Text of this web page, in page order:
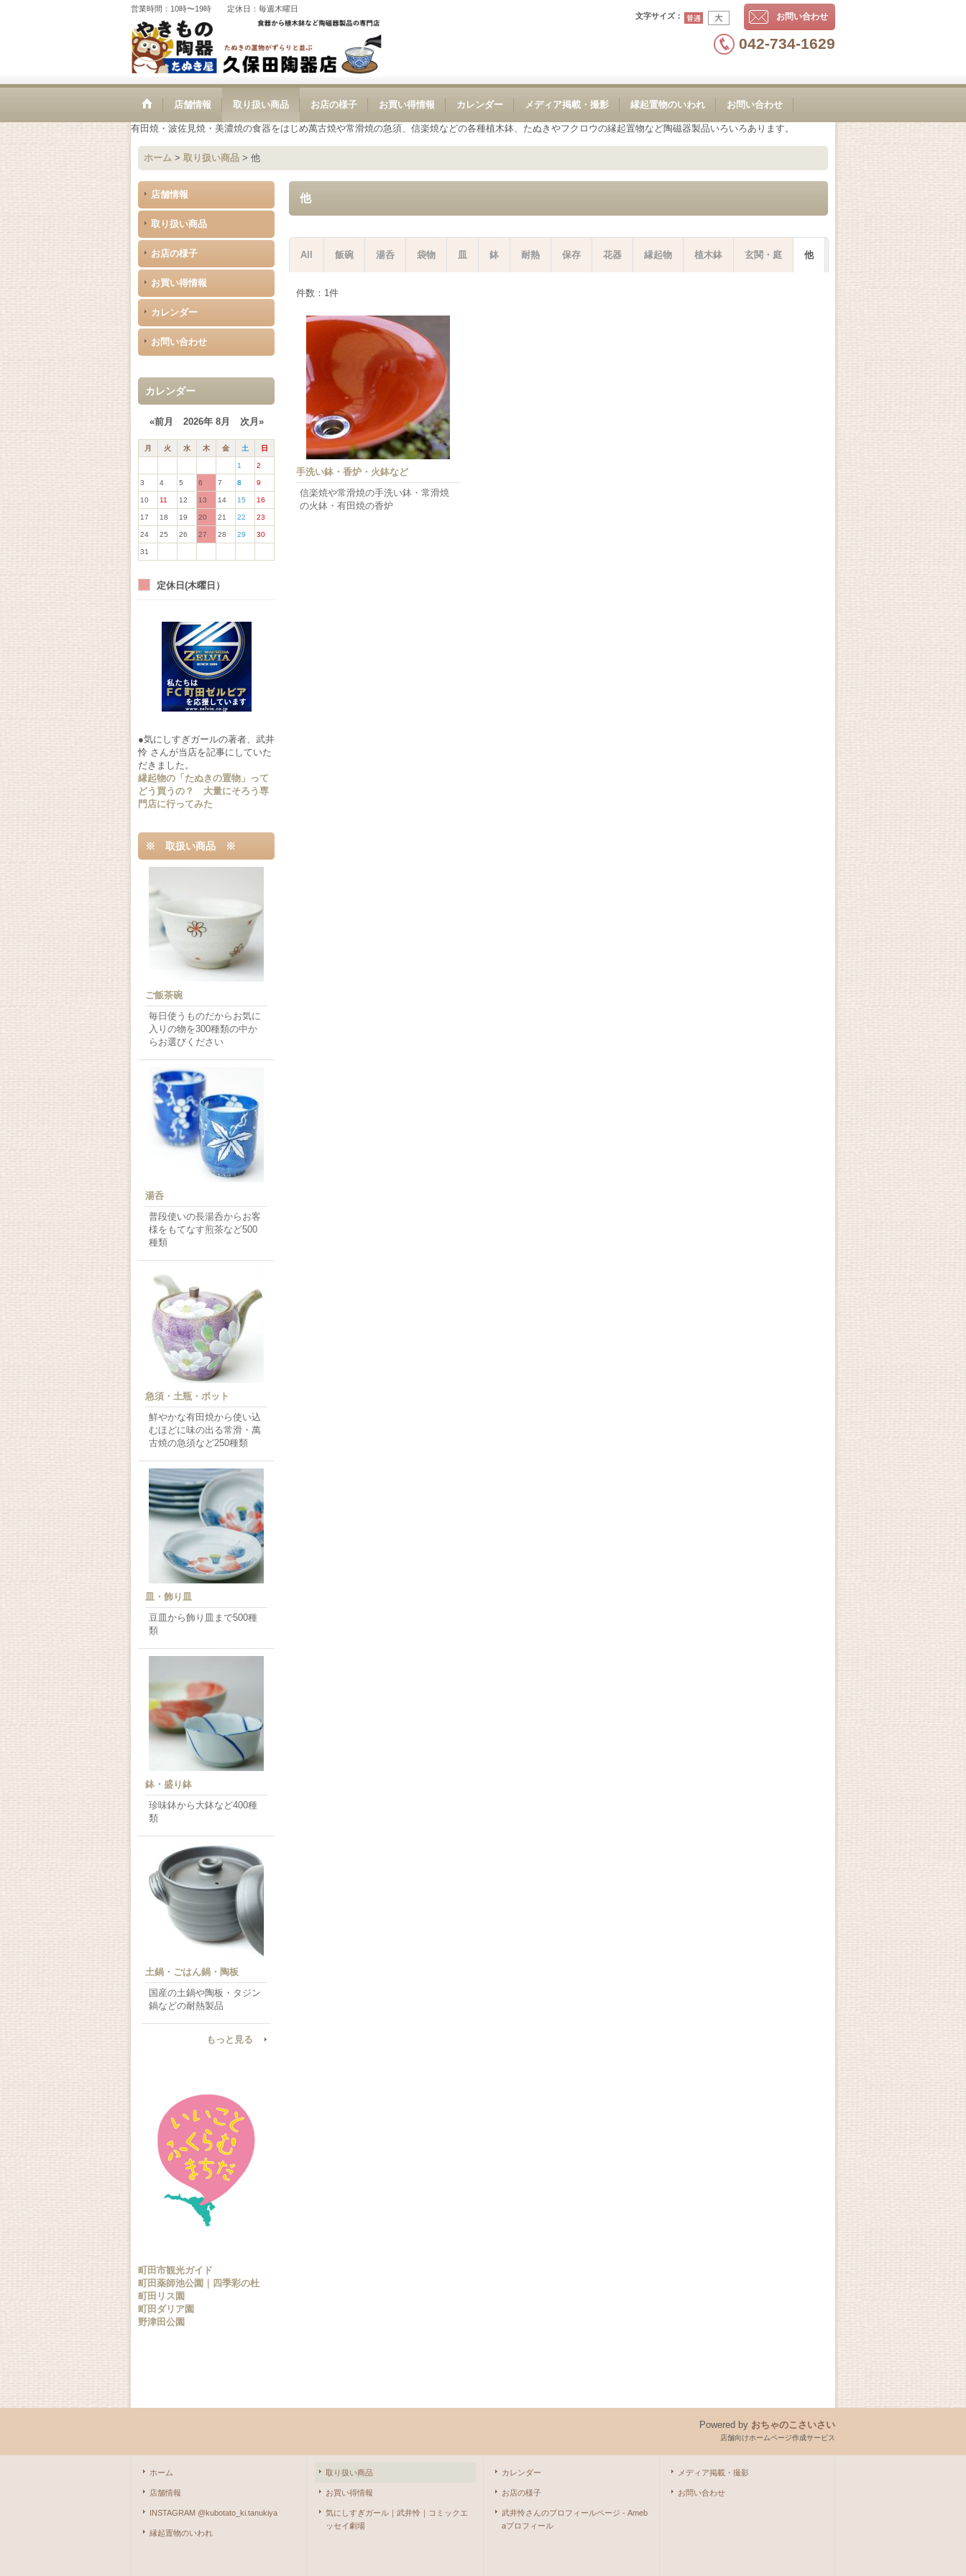
営業時間：10時〜19時 定休日：毎週木曜日
お問い合わせ
文字サイズ：
042-734-1629
店舗情報 取り扱い商品 お店の様子 お買い得情報 カレンダー メディア掲載・撮影 縁起置物のいわれ お問い合わせ
有田焼・波佐見焼・美濃焼の食器をはじめ萬古焼や常滑焼の急須、信楽焼などの各種植木鉢、たぬきやフクロウの縁起置物など陶磁器製品いろいろあります。
ホーム > 取り扱い商品 > 他
店舗情報
取り扱い商品
お店の様子
お買い得情報
カレンダー
お問い合わせ
カレンダー
«前月 2026年 8月 次月»
月 火 水 木 金 土 日
1 2
3 4 5 6 7 8 9
10 11 12 13 14 15 16
17 18 19 20 21 22 23
24 25 26 27 28 29 30
31
定休日(木曜日）
●気にしすぎガールの著者、武井
怜 さんが当店を記事にしていた
だきました。
縁起物の「たぬきの置物」って
どう買うの？ 大量にそろう専
門店に行ってみた
※ 取扱い商品 ※
ご飯茶碗
毎日使うものだからお気に
入りの物を300種類の中か
らお選びください
湯呑
普段使いの長湯呑からお客
様をもてなす煎茶など500
種類
急須・土瓶・ポット
鮮やかな有田焼から使い込
むほどに味の出る常滑・萬
古焼の急須など250種類
皿・飾り皿
豆皿から飾り皿まで500種
類
鉢・盛り鉢
珍味鉢から大鉢など400種
類
土鍋・ごはん鍋・陶板
国産の土鍋や陶板・タジン
鍋などの耐熱製品
もっと見る
町田市観光ガイド
町田薬師池公園｜四季彩の杜
町田リス園
町田ダリア園
野津田公園
他
All 飯碗 湯呑 袋物 皿 鉢 耐熱 保存 花器 縁起物 植木鉢 玄関・庭 他
件数 ： 1件
手洗い鉢・香炉・火鉢など
信楽焼や常滑焼の手洗い鉢・常滑焼
の火鉢・有田焼の香炉
Powered by おちゃのこさいさい
店舗向けホームページ作成サービス
ホーム
店舗情報
INSTAGRAM @kubotato_ki.tanukiya
縁起置物のいわれ
取り扱い商品
お買い得情報
気にしすぎガール｜武井怜｜コミックエ
ッセイ劇場
カレンダー
お店の様子
武井怜さんのプロフィールページ - Ameb
aプロフィール
メディア掲載・撮影
お問い合わせ